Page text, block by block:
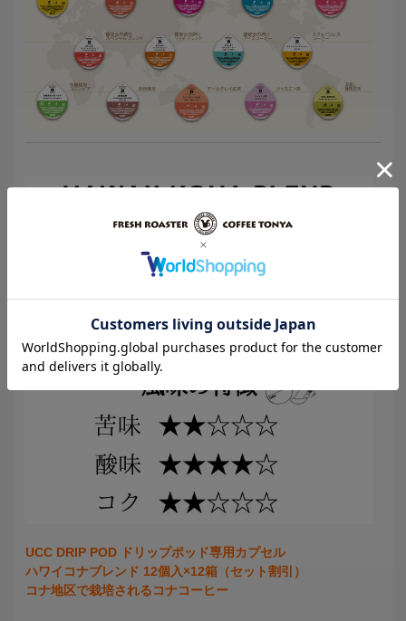
UCC DRIP POD ドリップポッド専用カプセル
ハワイコナブレンド 12個入×12箱（セット割引）
コナ地区で栽培されるコナコーヒー